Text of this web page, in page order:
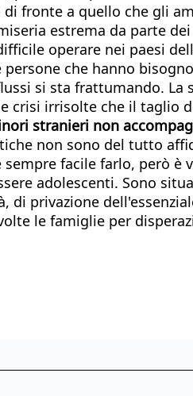
fronte a quello che gli
estrema da parte
operare nei paesi
che hanno
si sta frattumando.
crisi irrisolte che il taglio
stranieri non
non sono del tutto
facile farlo, però
adolescenti. Sono
di privazione
le famiglie per